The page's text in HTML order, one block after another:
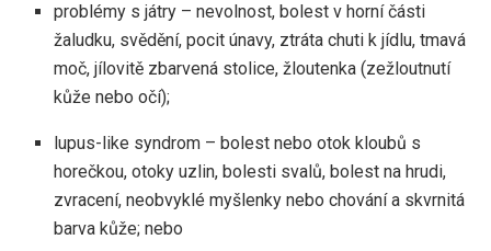
problémy s játry – nevolnost, bolest v horní části
žaludku, svědění, pocit únavy, ztráta chuti k jídlu, tmavá
moč, jílovitě zbarvená stolice, žloutenka (zežloutnutí
kůže nebo očí);
lupus-like syndrom – bolest nebo otok kloubů s
horečkou, otoky uzlin, bolesti svalů, bolest na hrudi,
zvracení, neobvyklé myšlenky nebo chování a skvrnitá
barva kůže; nebo